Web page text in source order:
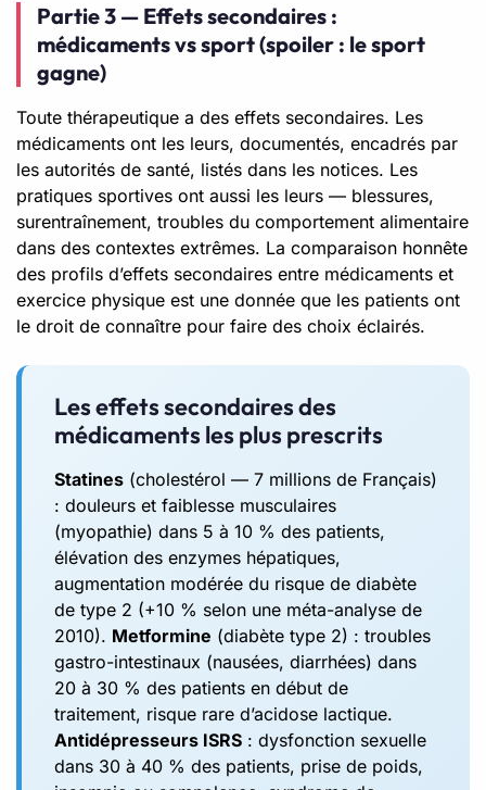
Partie 3 — Effets secondaires :
médicaments vs sport (spoiler : le sport
gagne)
Toute thérapeutique a des effets secondaires. Les
médicaments ont les leurs, documentés, encadrés par
les autorités de santé, listés dans les notices. Les
pratiques sportives ont aussi les leurs — blessures,
surentraînement, troubles du comportement alimentaire
dans des contextes extrêmes. La comparaison honnête
des profils d’effets secondaires entre médicaments et
exercice physique est une donnée que les patients ont
le droit de connaître pour faire des choix éclairés.
Les effets secondaires des
médicaments les plus prescrits
Statines (cholestérol — 7 millions de Français)
: douleurs et faiblesse musculaires
(myopathie) dans 5 à 10 % des patients,
élévation des enzymes hépatiques,
augmentation modérée du risque de diabète
de type 2 (+10 % selon une méta-analyse de
2010). Metformine (diabète type 2) : troubles
gastro-intestinaux (nausées, diarrhées) dans
20 à 30 % des patients en début de
traitement, risque rare d’acidose lactique.
Antidépresseurs ISRS : dysfonction sexuelle
dans 30 à 40 % des patients, prise de poids,